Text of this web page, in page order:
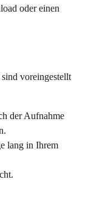
oder einen
voreingestellt
der Aufnahme
lang in Ihrem